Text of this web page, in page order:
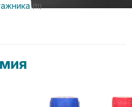
(11)